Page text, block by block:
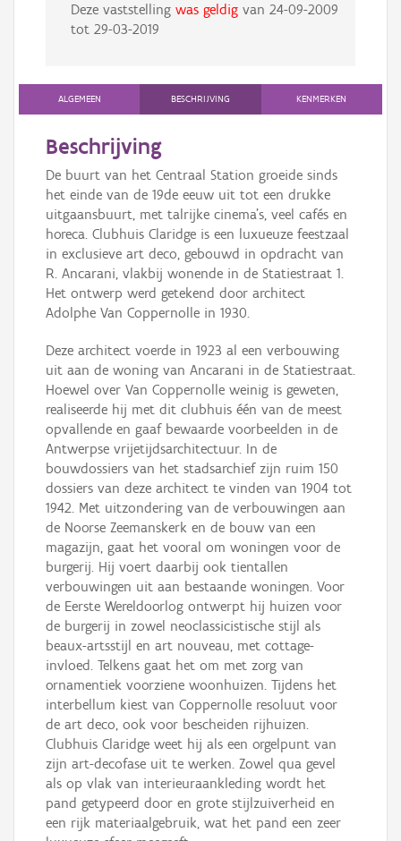
Deze vaststelling was geldigvan 24-09-2009
tot 29-03-2019
ALGEMEEN BESCHRIJVING KENMERKEN
Beschrijving
De buurt van het Centraal Station groeide sinds
het einde van de 19de eeuw uit tot een drukke
uitgaansbuurt, met talrijke cinema’s, veel cafés en
horeca. Clubhuis Claridge is een luxueuze feestzaal
in exclusieve art deco, gebouwd in opdracht van
R. Ancarani, vlakbij wonende in de Statiestraat 1.
Het ontwerp werd getekend door architect
Adolphe Van Coppernolle in 1930.
Deze architect voerde in 1923 al een verbouwing
uit aan de woning van Ancarani in de Statiestraat.
Hoewel over Van Coppernolle weinig is geweten,
realiseerde hij met dit clubhuis één van de meest
opvallende en gaaf bewaarde voorbeelden in de
Antwerpse vrijetijdsarchitectuur. In de
bouwdossiers van het stadsarchief zijn ruim 150
dossiers van deze architect te vinden van 1904 tot
1942. Met uitzondering van de verbouwingen aan
de Noorse Zeemanskerk en de bouw van een
magazijn, gaat het vooral om woningen voor de
burgerij. Hij voert daarbij ook tientallen
verbouwingen uit aan bestaande woningen. Voor
de Eerste Wereldoorlog ontwerpt hij huizen voor
de burgerij in zowel neoclassicistische stijl als
beaux-artsstijl en art nouveau, met cottage-
invloed. Telkens gaat het om met zorg van
ornamentiek voorziene woonhuizen. Tijdens het
interbellum kiest van Coppernolle resoluut voor
de art deco, ook voor bescheiden rijhuizen.
Clubhuis Claridge weet hij als een orgelpunt van
zijn art-decofase uit te werken. Zowel qua gevel
als op vlak van interieuraankleding wordt het
pand getypeerd door en grote stijlzuiverheid en
een rijk materiaalgebruik, wat het pand een zeer